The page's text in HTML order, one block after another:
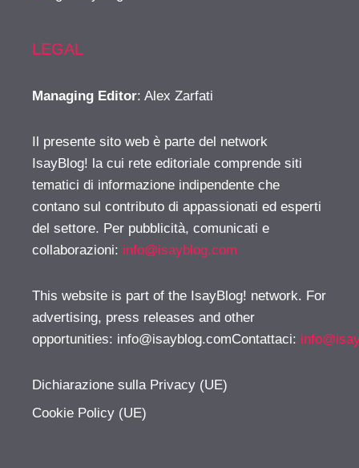
LEGAL
Managing Editor: Alex Zarfati
Il presente sito web è parte del network
IsayBlog! la cui rete editoriale comprende siti
tematici di informazione indipendente che
contano sul contributo di appassionati ed esperti
del settore. Per pubblicità, comunicati e
collaborazioni: info@isayblog.com
This website is part of the IsayBlog! network. For
advertising, press releases and other
opportunities: info@isayblog.comContattaci:
Dichiarazione sulla Privacy (UE)
Cookie Policy (UE)